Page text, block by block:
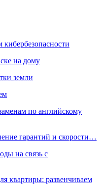
на дому
земли
по английскому
гарантий и скорости…
на связь с
квартиры: развенчиваем